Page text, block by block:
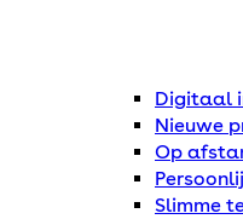
Digitaal
Nieuwe
Op
Slimme